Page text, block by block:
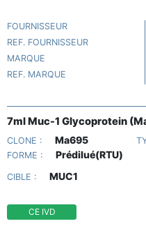
FOURNISSEUR
REF. FOURNISSEUR
MARQUE
REF. MARQUE
7ml Muc-1 Glycoprotein
CLONE : Ma695
FORME : Prédilué(RTU)
CIBLE : MUC1
CE IVD